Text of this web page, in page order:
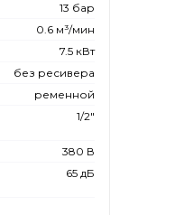
13 бар
0.6 м³/мин
7.5 кВт
без ресивера
ременной
1/2"
380 В
65 дБ